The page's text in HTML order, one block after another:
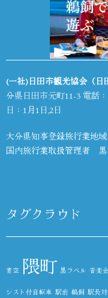
(一社)日田市観光協会（日
分県日田市元町11-3 電話：
日：1月1日,2日
大分県知事登録旅行業地域
国内旅行業取扱管理者
タグクラウド
青空 隈町 黒ラベル 音楽会
シスト付自転車 駅前 鵜飼 駅長